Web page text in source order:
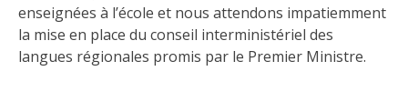
enseignées à l’école et nous attendons impatiemment
la mise en place du conseil interministériel des
langues régionales promis par le Premier Ministre.